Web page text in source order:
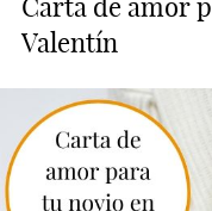
Carta de amor
Valentín